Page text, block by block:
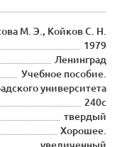
М. Э., Койков С. Н.
1979
Ленинград
Учебное пособие.
университета
240с
твердый
Хорошее.